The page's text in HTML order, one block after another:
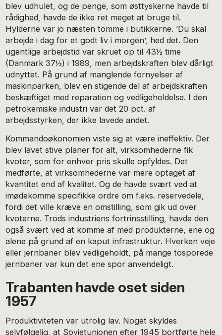
blev udhulet, og de penge, som østtyskerne havde til
rådighed, havde de ikke ret meget at bruge til.
Hylderne var jo næsten tomme i butikkerne. ’Du skal
arbejde i dag for et godt liv i morgen’, hed det. Den
ugentlige arbejdstid var skruet op til 43½ time
(Danmark 37½) i 1989, men arbejdskraften blev dårligt
udnyttet. På grund af manglende fornyelser af
maskinparken, blev en stigende del af arbejdskraften
beskæftiget med reparation og vedligeholdelse. I den
petrokemiske industri var det 20 pct. af
arbejdsstyrken, der ikke lavede andet.
Kommandoøkonomien viste sig at være ineffektiv. Der
blev lavet stive planer for alt, virksomhederne fik
kvoter, som for enhver pris skulle opfyldes. Det
medførte, at virksomhederne var mere optaget af
kvantitet end af kvalitet. Og de havde svært ved at
imødekomme specifikke ordre om f.eks. reservedele,
fordi det ville kræve en omstilling, som gik ud over
kvoterne. Trods industriens fortrinsstilling, havde den
også svært ved at komme af med produkterne, ene og
alene på grund af en kaput infrastruktur. Hverken veje
eller jernbaner blev vedligeholdt, på mange tosporede
jernbaner var kun det ene spor anvendeligt.
Trabanten havde oset siden
1957
Produktiviteten var utrolig lav. Noget skyldes
selvfølgelig, at Sovjetunionen efter 1945 bortførte hele